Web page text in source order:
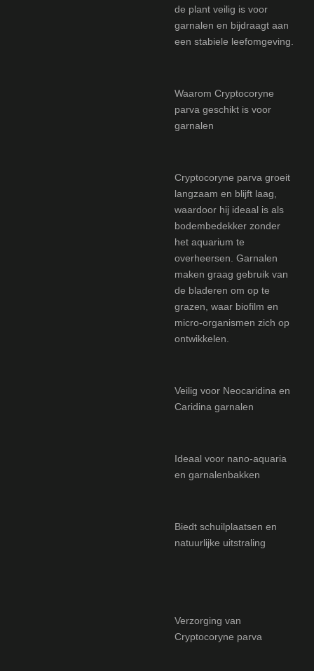
de plant veilig is voor
garnalen en bijdraagt aan
een stabiele leefomgeving.
Waarom Cryptocoryne
parva geschikt is voor
garnalen
Cryptocoryne parva groeit
langzaam en blijft laag,
waardoor hij ideaal is als
bodembedekker zonder
het aquarium te
overheersen. Garnalen
maken graag gebruik van
de bladeren om op te
grazen, waar biofilm en
micro-organismen zich op
ontwikkelen.
Veilig voor Neocaridina en
Caridina garnalen
Ideaal voor nano-aquaria
en garnalenbakken
Biedt schuilplaatsen en
natuurlijke uitstraling
Verzorging van
Cryptocoryne parva